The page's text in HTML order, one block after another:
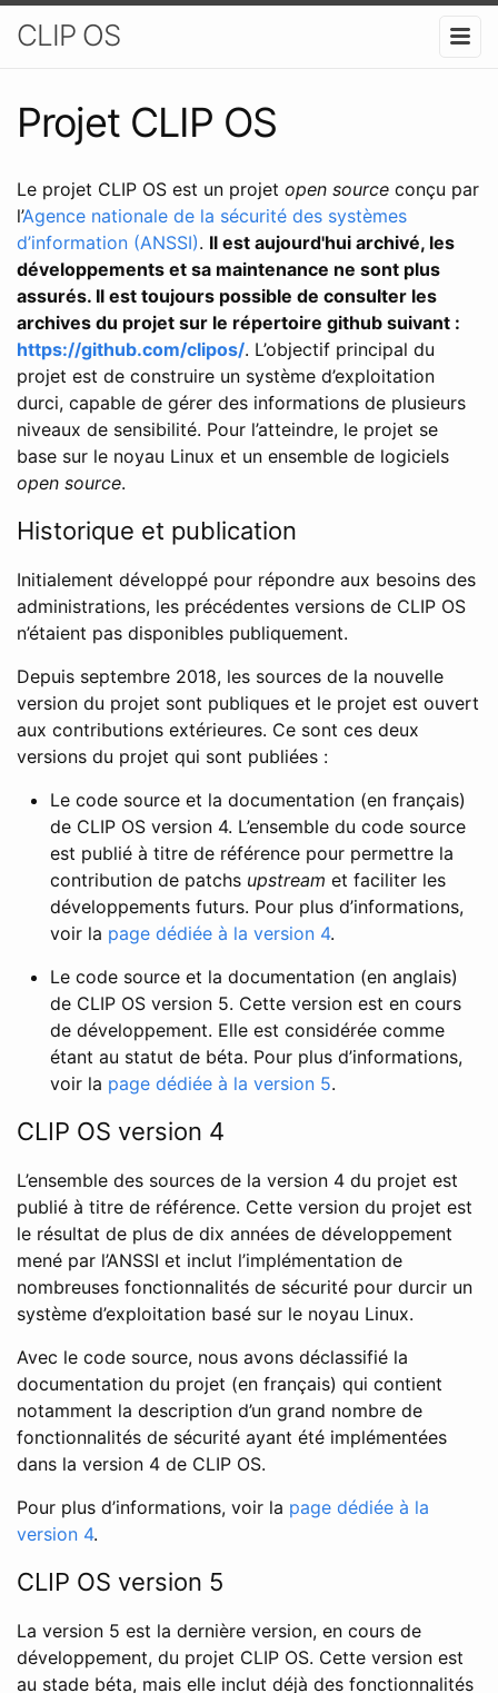
CLIP OS
Projet CLIP OS
Le projet CLIP OS est un projet open source conçu par
l’Agence nationale de la sécurité des systèmes
d’information (ANSSI). Il est aujourd'hui archivé, les
développements et sa maintenance ne sont plus
assurés. Il est toujours possible de consulter les
archives du projet sur le répertoire github suivant :
https://github.com/clipos/. L’objectif principal du
projet est de construire un système d’exploitation
durci, capable de gérer des informations de plusieurs
niveaux de sensibilité. Pour l’atteindre, le projet se
base sur le noyau Linux et un ensemble de logiciels
open source.
Historique et publication
Initialement développé pour répondre aux besoins des
administrations, les précédentes versions de CLIP OS
n’étaient pas disponibles publiquement.
Depuis septembre 2018, les sources de la nouvelle
version du projet sont publiques et le projet est ouvert
aux contributions extérieures. Ce sont ces deux
versions du projet qui sont publiées :
Le code source et la documentation (en français)
de CLIP OS version 4. L’ensemble du code source
est publié à titre de référence pour permettre la
contribution de patchs upstream et faciliter les
développements futurs. Pour plus d’informations,
voir la page dédiée à la version 4.
Le code source et la documentation (en anglais)
de CLIP OS version 5. Cette version est en cours
de développement. Elle est considérée comme
étant au statut de béta. Pour plus d’informations,
voir la page dédiée à la version 5.
CLIP OS version 4
L’ensemble des sources de la version 4 du projet est
publié à titre de référence. Cette version du projet est
le résultat de plus de dix années de développement
mené par l’ANSSI et inclut l’implémentation de
nombreuses fonctionnalités de sécurité pour durcir un
système d’exploitation basé sur le noyau Linux.
Avec le code source, nous avons déclassifié la
documentation du projet (en français) qui contient
notamment la description d’un grand nombre de
fonctionnalités de sécurité ayant été implémentées
dans la version 4 de CLIP OS.
Pour plus d’informations, voir la page dédiée à la
version 4.
CLIP OS version 5
La version 5 est la dernière version, en cours de
développement, du projet CLIP OS. Cette version est
au stade béta, mais elle inclut déjà des fonctionnalités